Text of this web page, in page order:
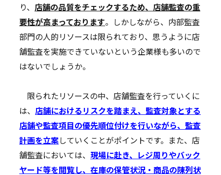
り、 店舗の品質をチェックするため、店舗監査の重
要性が高まっております。しかしながら、内部監査
部門の人的リソースは限られており、思うように店
舗監査を実施できていないという企業様も多いので
はないでしょうか。
限られたリソースの中、店舗監査を行っていくに
は、 店舗におけるリスクを踏まえ、監査対象とする
店舗や監査項目の優先順位付けを行いながら、監査
計画を立案していくことがポイントです。また、店
舗監査においては、 現場に赴き、レジ周りやバック
ヤード等を閲覧し、在庫の保管状況・商品の陳列状